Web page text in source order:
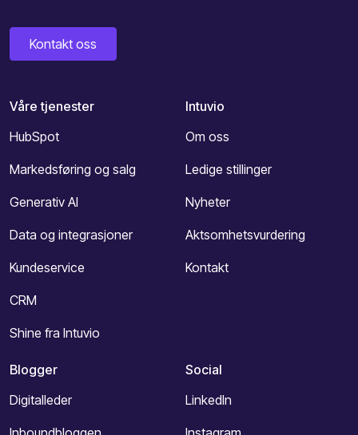
Kontakt oss
Våre tjenester
HubSpot
Markedsføring og salg
Generativ AI
Data og integrasjoner
Kundeservice
CRM
Shine fra Intuvio
Intuvio
Om oss
Ledige stillinger
Nyheter
Aktsomhetsvurdering
Kontakt
Blogger
Digitalleder
Social
LinkedIn